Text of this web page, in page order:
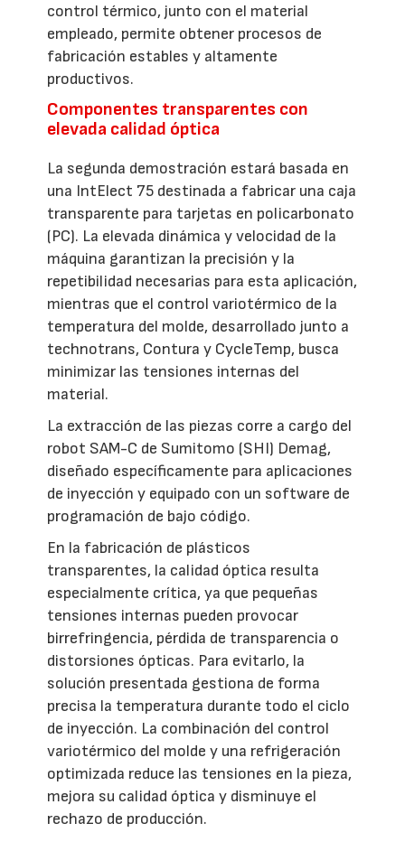
control térmico, junto con el material
empleado, permite obtener procesos de
fabricación estables y altamente
productivos.
Componentes transparentes con
elevada calidad óptica
La segunda demostración estará basada en
una IntElect 75 destinada a fabricar una caja
transparente para tarjetas en policarbonato
(PC). La elevada dinámica y velocidad de la
máquina garantizan la precisión y la
repetibilidad necesarias para esta aplicación,
mientras que el control variotérmico de la
temperatura del molde, desarrollado junto a
technotrans, Contura y CycleTemp, busca
minimizar las tensiones internas del
material.
La extracción de las piezas corre a cargo del
robot SAM-C de Sumitomo (SHI) Demag,
diseñado específicamente para aplicaciones
de inyección y equipado con un software de
programación de bajo código.
En la fabricación de plásticos
transparentes, la calidad óptica resulta
especialmente crítica, ya que pequeñas
tensiones internas pueden provocar
birrefringencia, pérdida de transparencia o
distorsiones ópticas. Para evitarlo, la
solución presentada gestiona de forma
precisa la temperatura durante todo el ciclo
de inyección. La combinación del control
variotérmico del molde y una refrigeración
optimizada reduce las tensiones en la pieza,
mejora su calidad óptica y disminuye el
rechazo de producción.